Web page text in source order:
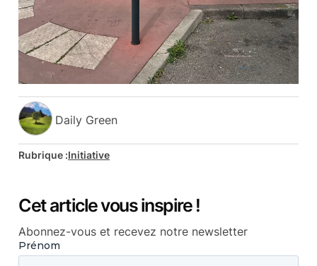
Daily Green
Rubrique :Initiative
Cet article vous inspire !
Abonnez-vous et recevez notre newsletter